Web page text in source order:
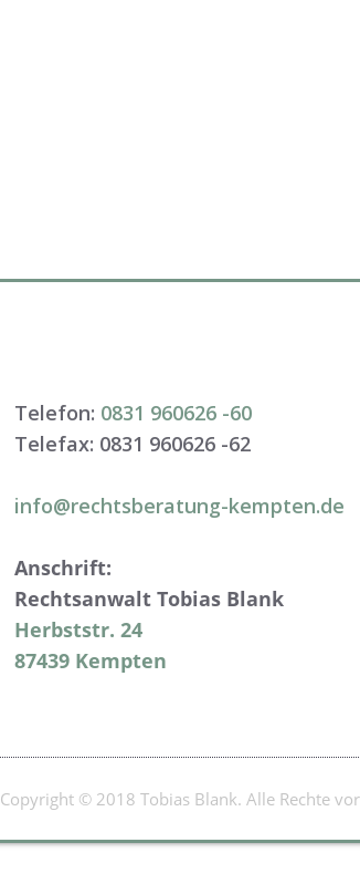
Telefon: 0831 960626 -60
Telefax: 0831 960626 -62
info@rechtsberatung-kempten.de
Anschrift:
Rechtsanwalt Tobias Blank
Herbststr. 24
87439 Kempten
Copyright © 2018 Tobias Blank. Alle Rechte